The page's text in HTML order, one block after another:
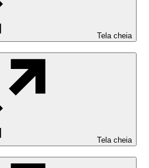
Tela cheia
Tela cheia